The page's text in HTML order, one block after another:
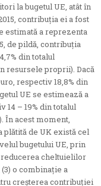
la bugetul UE, atât în
contribuția ei a fost
estimată a reprezenta
de pildă, contribuția
din totalul
resursele proprii). Dacă
respectiv 18,8% din
UE se estimează a
– 19% din totalul
În acest moment,
plătită de UK există cel
bugetului UE, prin
cheltuielilor
o combinație a
creșterea contribuției